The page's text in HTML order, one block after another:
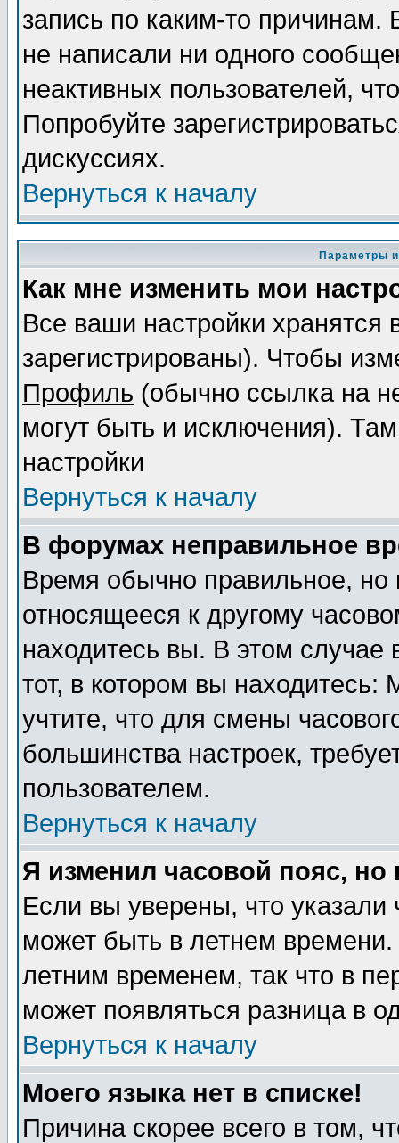
запись по каким-то
не написали ни одного
неактивных пользователей,
Попробуйте
дискуссиях.
Вернуться к началу
Параметры
Как мне изменить мои
Все ваши настройки
зарегистрированы). Чтобы
Профиль (обычно ссылка на
могут быть и исключения).
настройки
Вернуться к началу
В форумах неправильное
Время обычно правильное,
относящееся к другому
находитесь вы. В этом
тот, в котором вы
учтите, что для смены
большинства настроек,
пользователем.
Вернуться к началу
Я изменил часовой пояс,
Если вы уверены, что указали
может быть в летнем
летним временем, так что в
может появляться разница в
Вернуться к началу
Моего языка нет в списке!
Причина скорее всего в том,